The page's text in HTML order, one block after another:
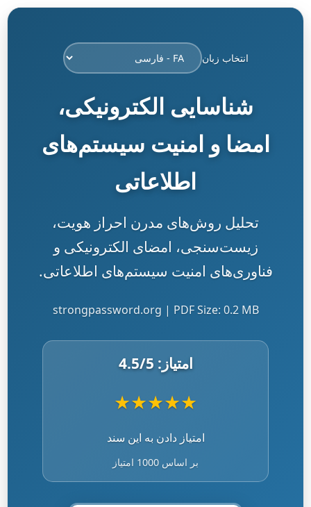
انتخاب زبان
شناسایی الکترونیکی،
امضا و امنیت سیستم‌های
اطلاعاتی
تحلیل روش‌های مدرن احراز هویت،
زیست‌سنجی، امضای الکترونیکی و
فناوری‌های امنیت سیستم‌های اطلاعاتی.
strongpassword.org | PDF Size: 0.2 MB
امتیاز: 4.5/5
★
★
★
★
★
امتیاز دادن به این سند
بر اساس 1000 امتیاز